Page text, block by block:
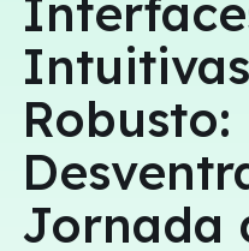
Robusto:
Jornada